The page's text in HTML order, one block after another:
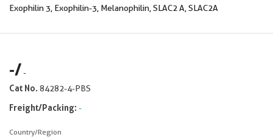
Exophilin 3, Exophilin-3, Melanophilin, SLAC2 A, SLAC2A
-/-
Cat No. 84282-4-PBS
Freight/Packing: -
Country/Region